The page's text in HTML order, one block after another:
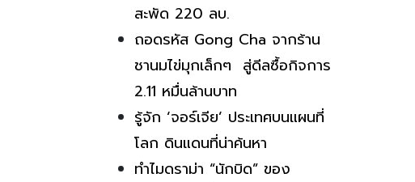
สะพัด 220 ลบ.
ถอดรหัส Gong Cha จากร้าน
ชานมไข่มุกเล็กๆ สู่ดีลซื้อกิจการ
2.11 หมื่นล้านบาท
รู้จัก ‘จอร์เจีย’ ประเทศบนแผนที่
โลก ดินแดนที่น่าค้นหา
ทำไมดราม่า “นักบิด” ของ